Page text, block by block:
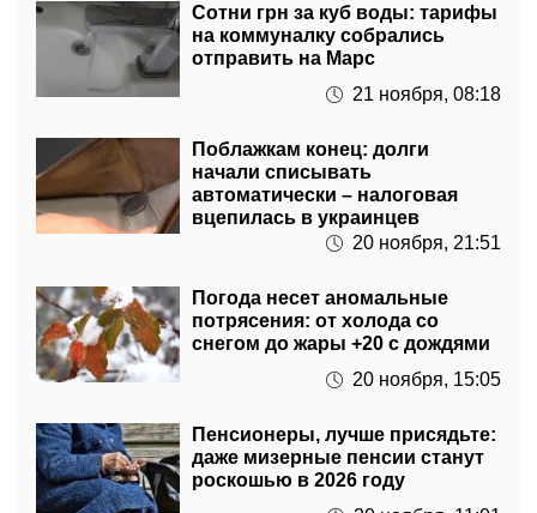
отправить на Марс
21 ноября, 08:18
Поблажкам конец: долги
автоматически – налоговая
вцепилась в украинцев
20 ноября, 21:51
Погода несет аномальные
снегом до жары +20 с дождями
20 ноября, 15:05
Пенсионеры, лучше присядьте:
роскошью в 2026 году
20 ноября, 11:01